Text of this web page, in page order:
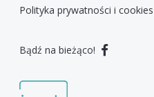
Polityka prywatności i cookies
Bądź na bieżąco!